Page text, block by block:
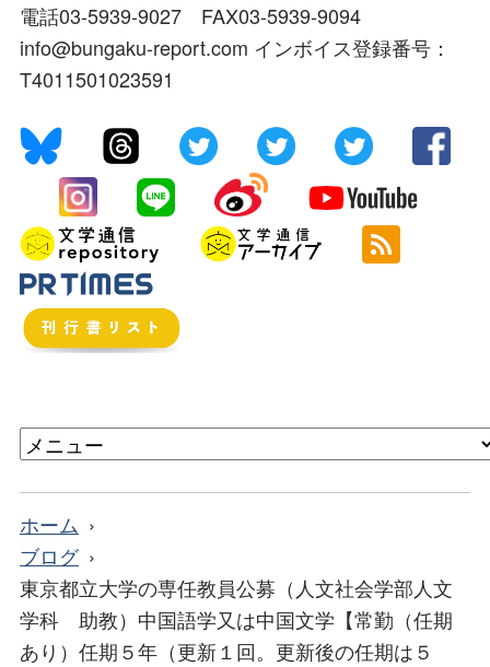
電話03-5939-9027 FAX03-5939-9094
info@bungaku-report.com インボイス登録番号：
T4011501023591
ホーム
ブログ
東京都立大学の専任教員公募（人文社会学部人文
学科 助教）中国語学又は中国文学【常勤（任期
あり）任期５年（更新１回。更新後の任期は５